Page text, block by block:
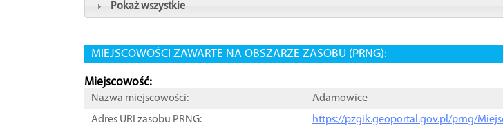
Pokaż wszystkie
MIEJSCOWOŚCI ZAWARTE NA OBSZARZE ZASOBU (PRNG):
Miejscowość:
Nazwa miejscowości:
Adamowice
Adres URI zasobu PRNG:
https://pzgik.geoportal.gov.pl/prng/